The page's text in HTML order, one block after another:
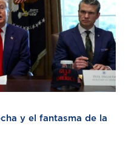
y el fantasma de la